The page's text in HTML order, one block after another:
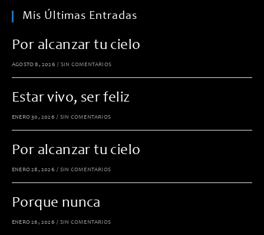
Mis Últimas Entradas
Por alcanzar tu cielo
AGOSTO 8, 2026 / SIN COMENTARIOS
Estar vivo, ser feliz
ENERO 30, 2026 / SIN COMENTARIOS
Por alcanzar tu cielo
ENERO 28, 2026 / SIN COMENTARIOS
Porque nunca
ENERO 26, 2026 / SIN COMENTARIOS